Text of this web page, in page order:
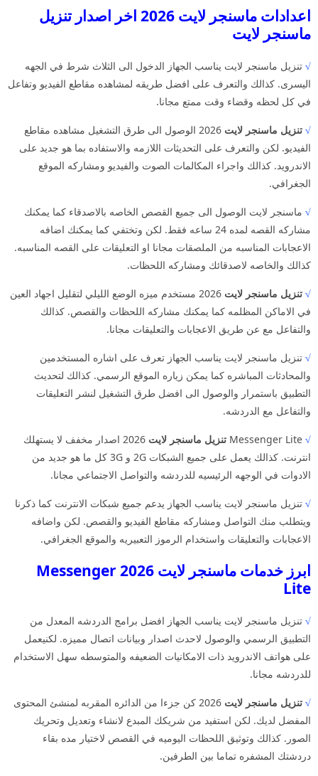
اعدادات ماسنجر لايت 2026 اخر اصدار تنزيل
ماسنجر لايت
√ تنزيل ماسنجر لايت يناسب الجهاز الدخول الى الثلاث شرط في الجهه
اليسرى. كذالك والتعرف على افضل طريقه لمشاهده مقاطع الفيديو وتفاعل
في كل لحظه وقضاء وقت ممتع مجانا.
√ تنزيل ماسنجر لايت
2026 الوصول الى طرق التشغيل مشاهده مقاطع
الفيديو. لكن والتعرف على التحديثات اللازمه والاستفاده بما هو جديد على
الاندرويد. كذالك واجراء المكالمات الصوت والفيديو ومشاركه الموقع
الجغرافي.
√ ماسنجر لايت الوصول الى جميع القصص الخاصه بالاصدقاء كما يمكنك
مشاركه القصه لمده 24 ساعه فقط. لكن وتختفي كما يمكنك اضافه
الاعجابات المناسبه من الملصقات مجانا او التعليقات على القصه المناسبه.
كذالك والخاصه لاصدقائك ومشاركه اللحظات.
√ تنزيل ماسنجر لايت
2026 مستخدم ميزه الوضع الليلي لتقليل اجهاد العين
في الاماكن المظلمه كما يمكنك مشاركه اللحظات والقصص. كذالك
والتفاعل مع عن طريق الاعجابات والتعليقات مجانا.
√ تنزيل ماسنجر لايت يناسب الجهاز تعرف على اشاره المستخدمين
والمحادثات المباشره كما يمكن زياره الموقع الرسمي. كذالك لتحديث
التطبيق باستمرار والوصول الى افضل طرق التشغيل لنشر التعليقات
والتفاعل مع الدردشه.
√ تنزيل ماسنجر لايت
2026 اصدار مخفف لا يستهلك
انترنت. كذالك يعمل على جميع الشبكات 2G و 3G كل ما هو جديد من
الادوات في الوجهه الرئيسيه للدردشه والتواصل الاجتماعي مجانا.
√ تنزيل ماسنجر لايت يناسب الجهاز يدعم جميع شبكات الانترنت كما ذكرنا
ويتطلب منك التواصل ومشاركه مقاطع الفيديو والقصص. لكن واضافه
الاعجابات والتعليقات واستخدام الرموز التعبيريه والموقع الجغرافي.
ابرز خدمات ماسنجر لايت 2026 Messenger
Lite
√ تنزيل ماسنجر لايت يناسب الجهاز افضل برامج الدردشه المعدل من
التطبيق الرسمي والوصول لاحدث اصدار وبيانات اتصال مميزه. لكنيعمل
على هواتف الاندرويد ذات الامكانيات الضعيفه والمتوسطه سهل الاستخدام
للدردشه مجانا.
√ تنزيل ماسنجر لايت
2026 كن جزءا من الدائره المقربه لمنشئ المحتوى
المفضل لديك. لكن استفيد من شريكك المبدع لانشاء وتعديل وتحريك
الصور. كذالك وتوثيق اللحظات اليوميه في القصص لاختيار مده بقاء
دردشتك المشفره تماما بين الطرفين.